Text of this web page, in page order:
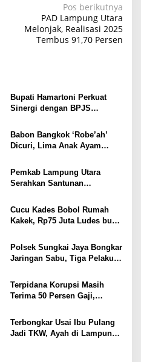
Pos berikutnya
PAD Lampung Utara
Melonjak, Realisasi 2025
Tembus 91,70 Persen
Bupati Hamartoni Perkuat
Sinergi dengan BPJS
Kesehatan Makin Cepat dan
Mudah
Babon Bangkok ‘Robe’ah’
Dicuri, Lima Anak Ayam
Gang Jalaba Kotabumi Heboh
Pemkab Lampung Utara
Serahkan Santunan
Korban Kebakaran
Cucu Kades Bobol Rumah
Kakek, Rp75 Juta Ludes buat
Ditembak Polisi
Polsek Sungkai Jaya Bongkar
Jaringan Sabu, Tiga Pelaku
Terpidana Korupsi Masih
Terima 50 Persen Gaji,
Tunggu Keputusan BKN
Terbongkar Usai Ibu Pulang
Jadi TKW, Ayah di Lampung